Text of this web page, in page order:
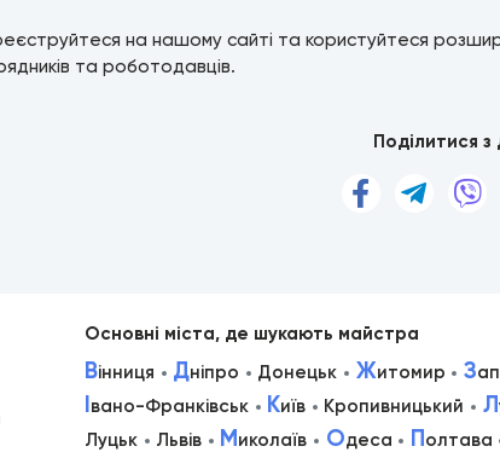
на нашому сайті та користуйтеся
та роботодавців.
Поділитися з
Основні міста, де шукають майстра
Вінниця Дніпро Донецьк Житомир З
Івано-Франківськ Київ Кропивницький Л
Луцьк
Львів Миколаїв Одеса Полтава